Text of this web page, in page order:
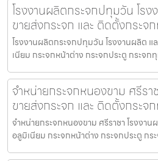
โรงงานผลิตกระจกปทุมวัน โรง
ขายส่งกระจก และ ติดตั้งกระจ
โรงงานผลิตกระจกปทุมวัน โรงงานผลิต แ
เนียม กระจกหน้าต่าง กระจกประตู กระจก
จำหน่ายกระจกหนองขาม ศรีรา
ขายส่งกระจก และ ติดตั้งกระจ
จำหน่ายกระจกหนองขาม ศรีราชา โรงงาน
อลูมิเนียม กระจกหน้าต่าง กระจกประตู ก